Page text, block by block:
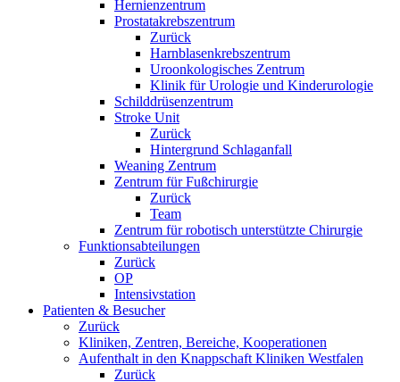
Hernienzentrum
Prostatakrebszentrum
Zurück
Harnblasenkrebszentrum
Uroonkologisches Zentrum
Klinik für Urologie und Kinderurologie
Schilddrüsenzentrum
Stroke Unit
Zurück
Hintergrund Schlaganfall
Weaning Zentrum
Zentrum für Fußchirurgie
Zurück
Team
Zentrum für robotisch unterstützte Chirurgie
Funktionsabteilungen
Zurück
OP
Intensivstation
Patienten & Besucher
Zurück
Kliniken, Zentren, Bereiche, Kooperationen
Aufenthalt in den Knappschaft Kliniken Westfalen
Zurück